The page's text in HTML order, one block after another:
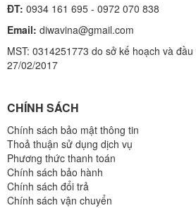
ĐT: 0934 161 695 - 0972 070 838
Email: diwavina@gmail.com
MST: 0314251773 do sở kế hoạch và
27/02/2017
CHÍNH SÁCH
Chính sách bảo mật thông tin
Thoả thuận sử dụng dịch vụ
Phương thức thanh toán
Chính sách bảo hành
Chính sách đổi trả
Chính sách vận chuyển